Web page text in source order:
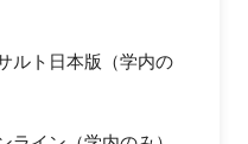
ルト日本版（学内の